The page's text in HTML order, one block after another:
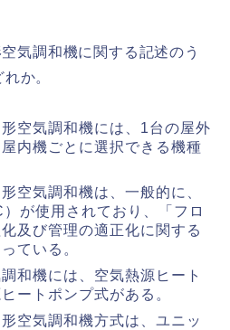
気調和機に関する記述のう
か。
空気調和機には、1台の屋外
内機ごとに選択できる機種
空気調和機は、一般的に、
が使用されており、「フロ
及び管理の適正化に関する
ている。
和機には、空気熱源ヒート
ートポンプ式がある。
空気調和機方式は、ユニッ